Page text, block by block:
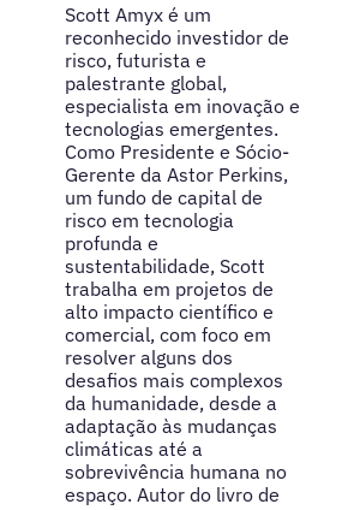
Scott Amyx é um
reconhecido investidor de
risco, futurista e
palestrante global,
especialista em inovação e
tecnologias emergentes.
Como Presidente e Sócio-
Gerente da Astor Perkins,
um fundo de capital de
risco em tecnologia
profunda e
sustentabilidade, Scott
trabalha em projetos de
alto impacto científico e
comercial, com foco em
resolver alguns dos
desafios mais complexos
da humanidade, desde a
adaptação às mudanças
climáticas até a
sobrevivência humana no
espaço. Autor do livro de